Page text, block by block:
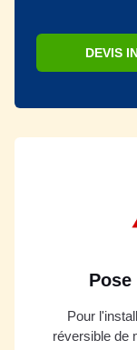
DEVIS
Pour
réversible de